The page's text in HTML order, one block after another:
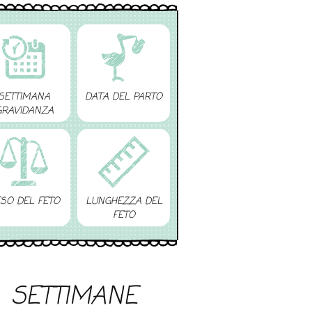
DATA DEL PARTO
DEL FETO
LUNGHEZZA DEL
FETO
SETTIMANE